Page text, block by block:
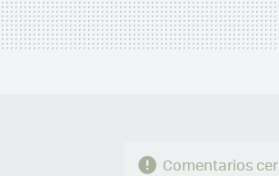
Comentarios